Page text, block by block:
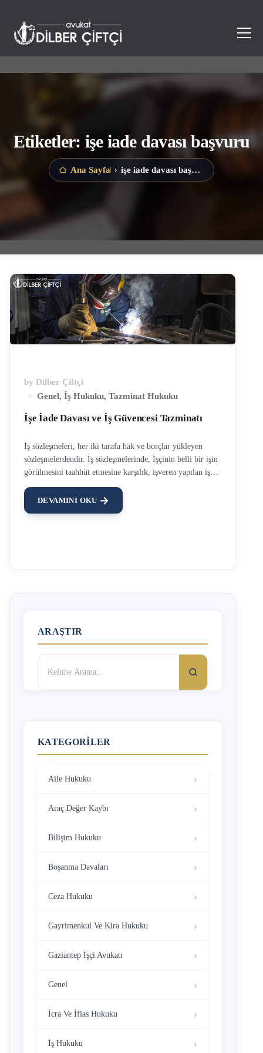
Etiketler: işe iade davası başvuru
Ana Sayfa › işe iade davası başvuru
by Dilber Çiftçi
Genel, İş Hukuku, Tazminat Hukuku
İşe İade Davası ve İş Güvencesi Tazminatı
İş sözleşmeleri, her iki tarafa hak ve borçlar yükleyen
sözleşmelerdendir. İş sözleşmelerinde, İşçinin belli bir işin
görülmesini taahhüt etmesine karşılık, işveren yapılan iş
üstlenmektedir. Ancak bu sözleşmeler sonsuza kadar
sürmeyip, hayatın olağan akışına göre, iş ilişkisi haklı ya
DEVAMINI OKU
ARAŞTIR
Arama:
KATEGORILER
Aile Hukuku
Araç Değer Kaybı
Bilişim Hukuku
Boşanma Davaları
Ceza Hukuku
Gayrimenkul Ve Kira Hukuku
Gaziantep İşçi Avukatı
Genel
İcra Ve İflas Hukuku
İş Hukuku